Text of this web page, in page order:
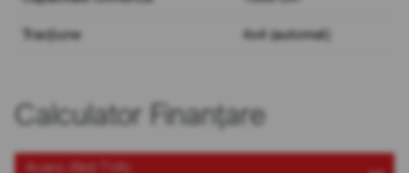
Tracțiune 4x4 (automat)
Calculator Finanțare
Avans (fără TVA)